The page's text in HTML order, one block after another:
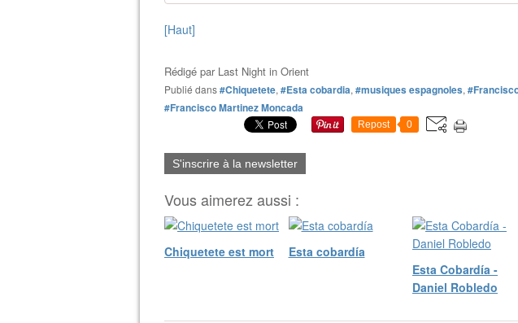
[Haut]
Rédigé par Last Night in Orient
Publié dans#Chiquetete, #Esta cobardia, #musiques espagnoles,
#Francisco Martinez Moncada
Repost 0
S'inscrire à la newsletter
Vous aimerez aussi :
Chiquetete est mort
Esta cobardía
Esta Cobardía -
Daniel Robledo